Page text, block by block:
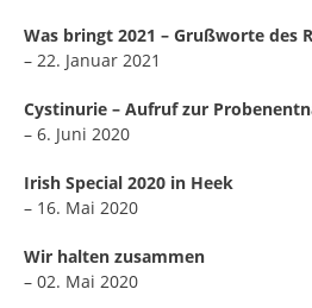
Was bringt 2021 – Grußworte des
– 22. Januar 2021
Cystinurie – Aufruf zur
– 6. Juni 2020
Irish Special 2020 in Heek
– 16. Mai 2020
Wir halten zusammen
– 02. Mai 2020